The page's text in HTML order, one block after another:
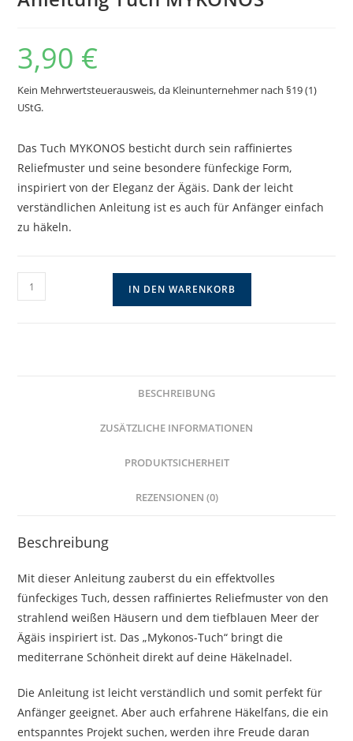
3,90 €
Kein Mehrwertsteuerausweis, da Kleinunternehmer nach §19 (1)
UStG.
Das Tuch MYKONOS besticht durch sein raffiniertes
Reliefmuster und seine besondere fünfeckige Form,
inspiriert von der Eleganz der Ägäis. Dank der leicht
verständlichen Anleitung ist es auch für Anfänger einfach
zu häkeln.
Anleitung
Tuch
IN DEN WARENKORB
BESCHREIBUNG
ZUSÄTZLICHE INFORMATIONEN
PRODUKTSICHERHEIT
REZENSIONEN (0)
Beschreibung
Mit dieser Anleitung zauberst du ein effektvolles
fünfeckiges Tuch, dessen raffiniertes Reliefmuster von den
strahlend weißen Häusern und dem tiefblauen Meer der
Ägäis inspiriert ist. Das „Mykonos-Tuch“ bringt die
mediterrane Schönheit direkt auf deine Häkelnadel.
Die Anleitung ist leicht verständlich und somit perfekt für
Anfänger geeignet. Aber auch erfahrene Häkelfans, die ein
entspanntes Projekt suchen, werden ihre Freude daran